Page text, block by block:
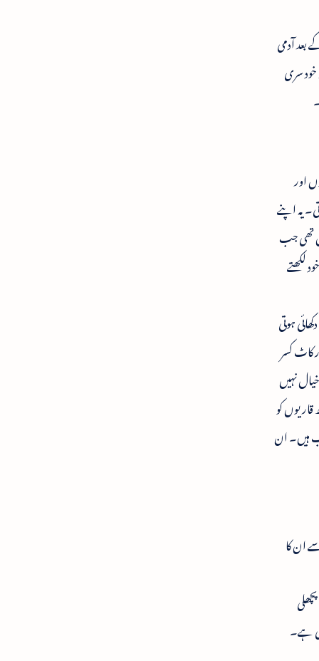
آدمی
سری
اور
یہ اپنے
تھی جب
لکھتے
ہوتی
کاٹ کسر
نہیں
کو
ہیں۔ ان
ان کا
بہتی تھی لیکن پچھلی
ہے۔